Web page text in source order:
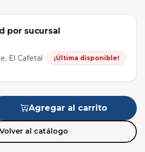
por sucursal
El Cafetal ¡Última disponible!
Agregar al carrito
Volver al catálogo